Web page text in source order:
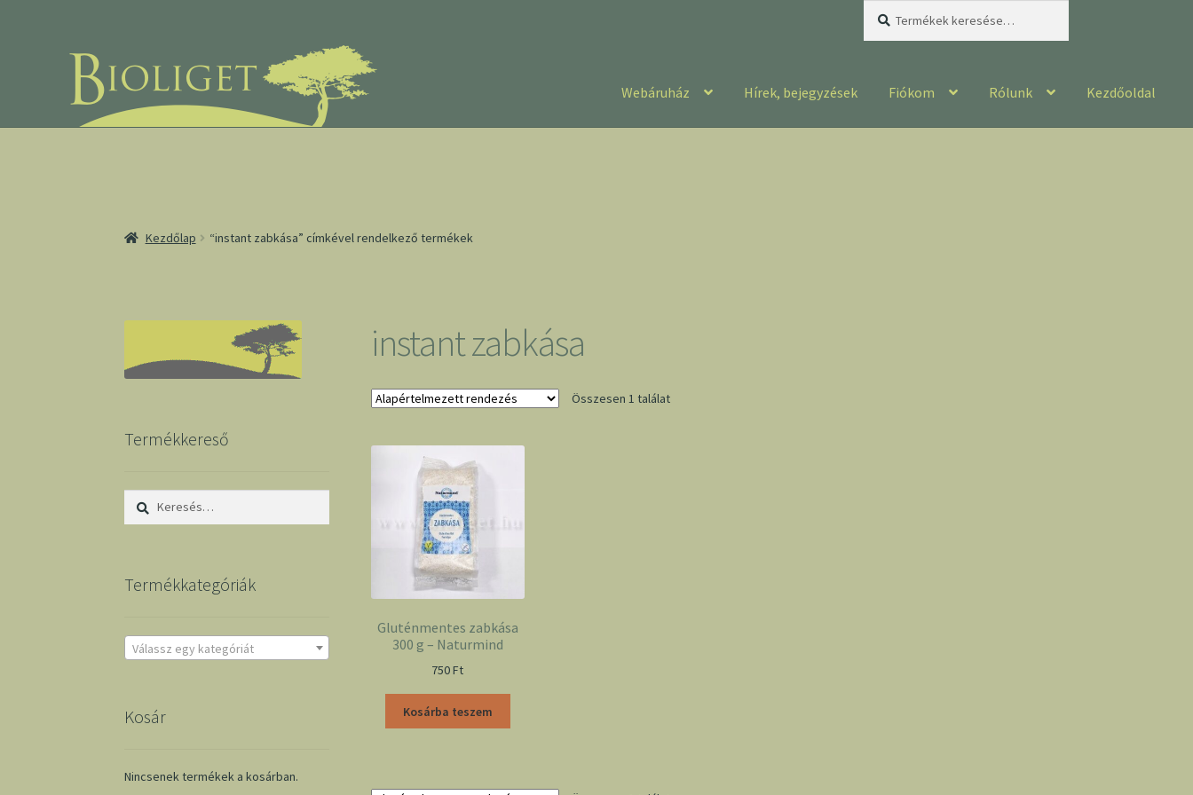
Webáruház Hírek, bejegyzések Fiókom Rólunk Kezdőoldal
Kezdőlap “instant zabkása” címkével rendelkező termékek
instant zabkása
Összesen 1 találat
Gluténmentes zabkása
300 g – Naturmind
750Ft
Kosárba teszem
Termékkereső
Keresés:
Termékkategóriák
Válassz egy kategóriát
Kosár
Nincsenek termékek a kosárban.